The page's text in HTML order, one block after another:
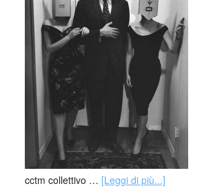
cctm collettivo … [Leggi di più...]